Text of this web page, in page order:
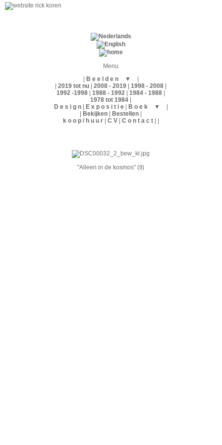
Menu
B e e l d e n
▼
2019 tot nu
2008 - 2019
1998 - 2008
1992 -1998
1988 - 1992
1984 - 1988
1978 tot 1984
D e s i g n
E x p o s i t i e B o e k
▼
Bekijken
Bestellen
k o o p / h u u r
C V C o n t a c t
"Alleen in de kosmos" (II)